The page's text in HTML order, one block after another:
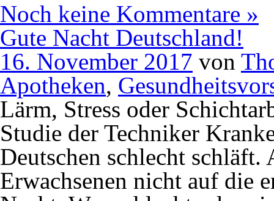
Noch keine Kommentare »
Gute Nacht Deutschland!
16. November 2017 von
Apotheken,
Lärm, Stress oder
Studie der Techniker
Deutschen schlecht
Erwachsenen nicht auf die